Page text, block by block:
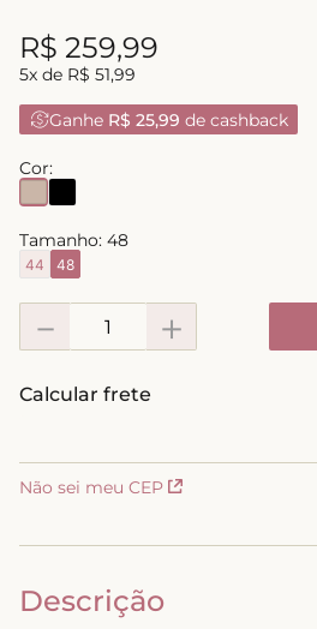
R$ 259,99
5x de R$ 51,99
Ganhe R$ 25,99 de cashback
Cor:
Tamanho: 48
44 48
＋
－
Não sei meu CEP
Descrição
calcinha alta
triangulo
biquini